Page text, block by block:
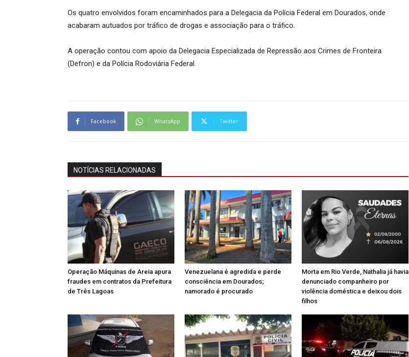
Os quatro envolvidos foram encaminhados para a Delegacia da Polícia Federal em Dourados, onde
acabaram autuados por tráfico de drogas e associação para o tráfico.
A operação contou com apoio da Delegacia Especializada de Repressão aos Crimes de Fronteira
(Defron) e da Polícia Rodoviária Federal.
Facebook WhatsApp Twitter
NOTÍCIAS RELACIONADAS
Operação Máquinas de Areia apura
fraudes em contratos da Prefeitura
de Três Lagoas
Venezuelana é agredida e perde
consciência em Dourados;
namorado é procurado
Morta em Rio Verde, Nathalia já havia
denunciado companheiro por
violência doméstica e deixou dois
filhos